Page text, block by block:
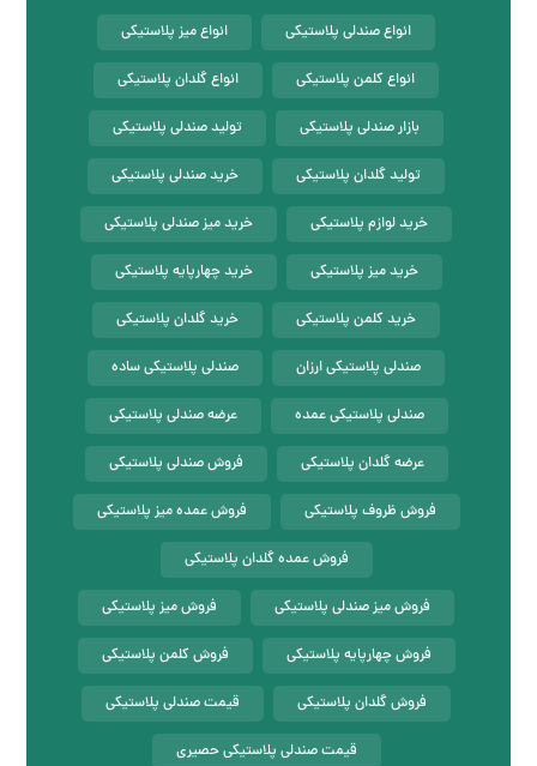
انواع صندلی پلاستیکی انواع میز پلاستیکی
انواع کلمن پلاستیکی انواع گلدان پلاستیکی
بازار صندلی پلاستیکی تولید صندلی پلاستیکی
تولید گلدان پلاستیکی خرید صندلی پلاستیکی
خرید لوازم پلاستیکی خرید میز صندلی پلاستیکی
خرید میز پلاستیکی خرید چهارپایه پلاستیکی
خرید کلمن پلاستیکی خرید گلدان پلاستیکی
صندلی پلاستیکی ارزان صندلی پلاستیکی ساده
صندلی پلاستیکی عمده عرضه صندلی پلاستیکی
عرضه گلدان پلاستیکی فروش صندلی پلاستیکی
فروش ظروف پلاستیکی فروش عمده میز پلاستیکی
فروش عمده گلدان پلاستیکی
فروش میز صندلی پلاستیکی فروش میز پلاستیکی
فروش چهارپایه پلاستیکی فروش کلمن پلاستیکی
فروش گلدان پلاستیکی قیمت صندلی پلاستیکی
قیمت صندلی پلاستیکی حصیری